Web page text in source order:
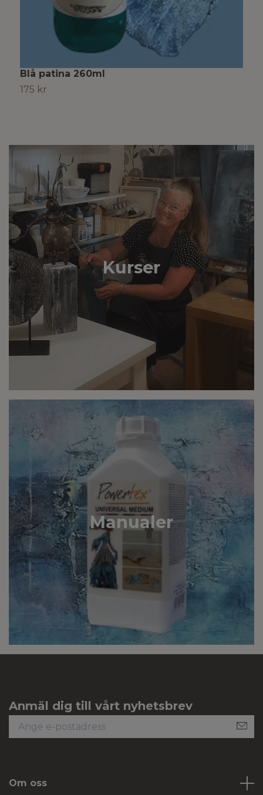
Kurser
Manualer
Blå patina 260ml
175 kr
Anmäl dig till vårt nyhetsbrev
Om oss